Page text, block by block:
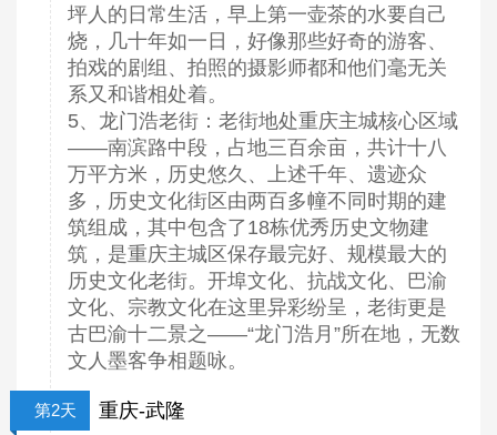
坪人的日常生活，早上第一壶茶的水要自己
烧，几十年如一日，好像那些好奇的游客、
拍戏的剧组、拍照的摄影师都和他们毫无关
系又和谐相处着。
5、龙门浩老街：老街地处重庆主城核心区域
——南滨路中段，占地三百余亩，共计十八
万平方米，历史悠久、上述千年、遗迹众
多，历史文化街区由两百多幢不同时期的建
筑组成，其中包含了18栋优秀历史文物建
筑，是重庆主城区保存最完好、规模最大的
历史文化老街。开埠文化、抗战文化、巴渝
文化、宗教文化在这里异彩纷呈，老街更是
古巴渝十二景之——“龙门浩月”所在地，无数
文人墨客争相题咏。
第2天 重庆-武隆